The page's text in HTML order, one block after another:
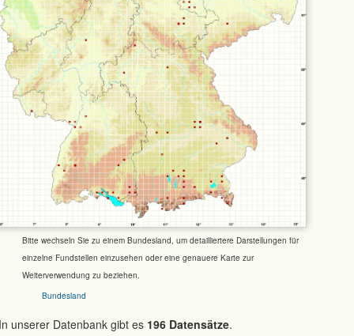
Bitte wechseln Sie zu einem Bundesland, um detailliertere Darstellungen für
einzelne Fundstellen einzusehen oder eine genauere Karte zur
Weiterverwendung zu beziehen.
Bundesland
unserer Datenbank gibt es 196 Datensätze.